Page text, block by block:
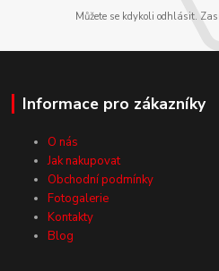
Můžete se kdykoli odhlásit.
Informace pro zákazníky
O nás
Jak nakupovat
Obchodní podmínky
Fotogalerie
Kontakty
Blog